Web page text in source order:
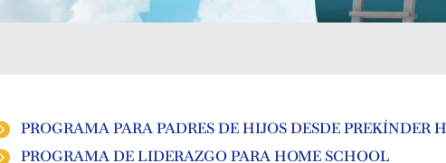
PROGRAMA PARA PADRES DE HIJOS DESDE PREKÍNDER
PROGRAMA DE LIDERAZGO PARA HOME SCHOOL